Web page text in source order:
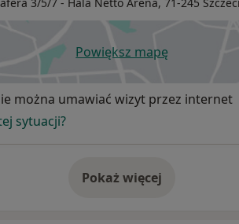
Powiększ mapęotwiera się w nowej
można umawiać wizyt przez internet
sytuacji?
Pokaż więcej
o adresie